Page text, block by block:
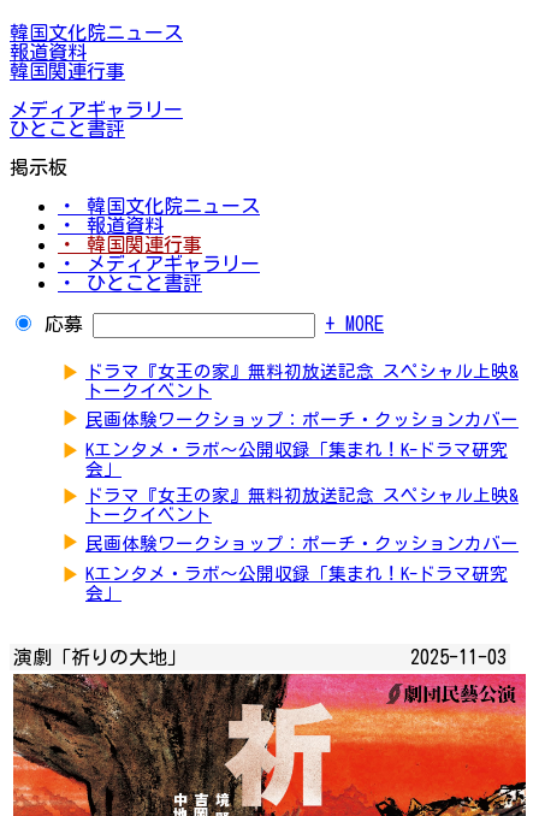
韓国文化院ニュース
報道資料
韓国関連行事
メディアギャラリー
ひとこと書評
掲示板
・ 韓国文化院ニュース
・ 報道資料
・ 韓国関連行事
・ メディアギャラリー
・ ひとこと書評
応募 + MORE
▶
ドラマ『女王の家』無料初放送記念 スペシャル上映&
トークイベント
▶ 民画体験ワークショップ：ポーチ・クッションカバー
▶ Kエンタメ・ラボ～公開収録「集まれ！K-ドラマ研究
会」
▶
ドラマ『女王の家』無料初放送記念 スペシャル上映&
トークイベント
▶ 民画体験ワークショップ：ポーチ・クッションカバー
▶ Kエンタメ・ラボ～公開収録「集まれ！K-ドラマ研究
会」
演劇「祈りの大地」 2025-11-03